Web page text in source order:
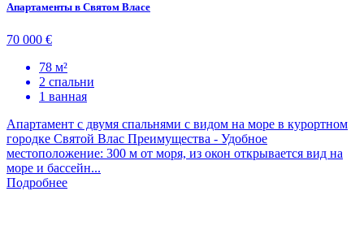
Апартаменты в Святом Власе
70 000 €
78 м²
2 спальни
1 ванная
Апартамент с двумя спальнями с видом на море в курортном
городке Святой Влас Преимущества - Удобное
местоположение: 300 м от моря, из окон открывается вид на
море и бассейн...
Подробнее